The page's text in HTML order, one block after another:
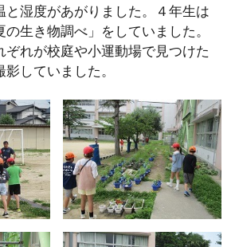
と湿度があがりました。４年生は
生き物調べ」をしていました。
ぞれが校庭や小運動場で見つけた
していました。